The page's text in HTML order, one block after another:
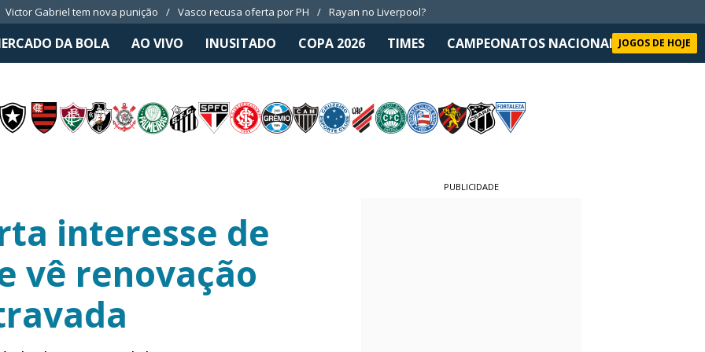
Victor Gabriel tem nova punição Vasco recusa oferta por PH Rayan no Liverpool?
DA BOLA AO VIVO INUSITADO COPA 2026 TIMES CAMPEONATOS NACIONAIS SELEÇÃO
JOGOS DE HOJE
interesse de
vê renovação
PUBLICIDADE